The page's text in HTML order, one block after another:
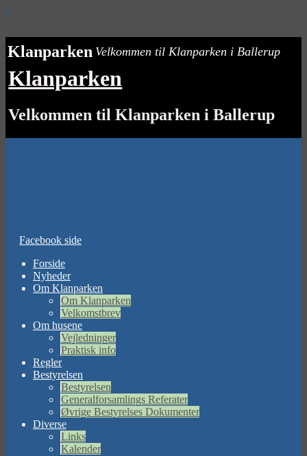
↓
Klanparken Velkommen til Klanparken i Ballerup
Klanparken
Velkommen til Klanparken i Ballerup
Facebook side
Forside
Nyheder
Om Klanparken
Om Klanparken
Velkomstbrev
Om husene
Vejledninger
Praktisk info
Regler
Bestyrelsen
Bestyrelsen
Generalforsamlings Referater
Øvrige Bestyrelses Dokumenter
Diverse
Links
Kalender